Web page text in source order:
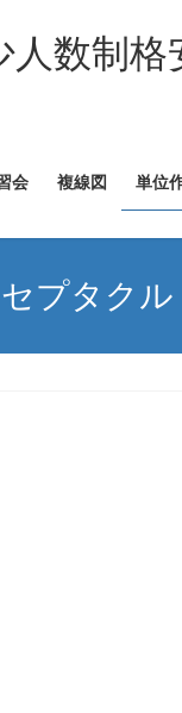
数制格
会 複線図 単位
プタクル